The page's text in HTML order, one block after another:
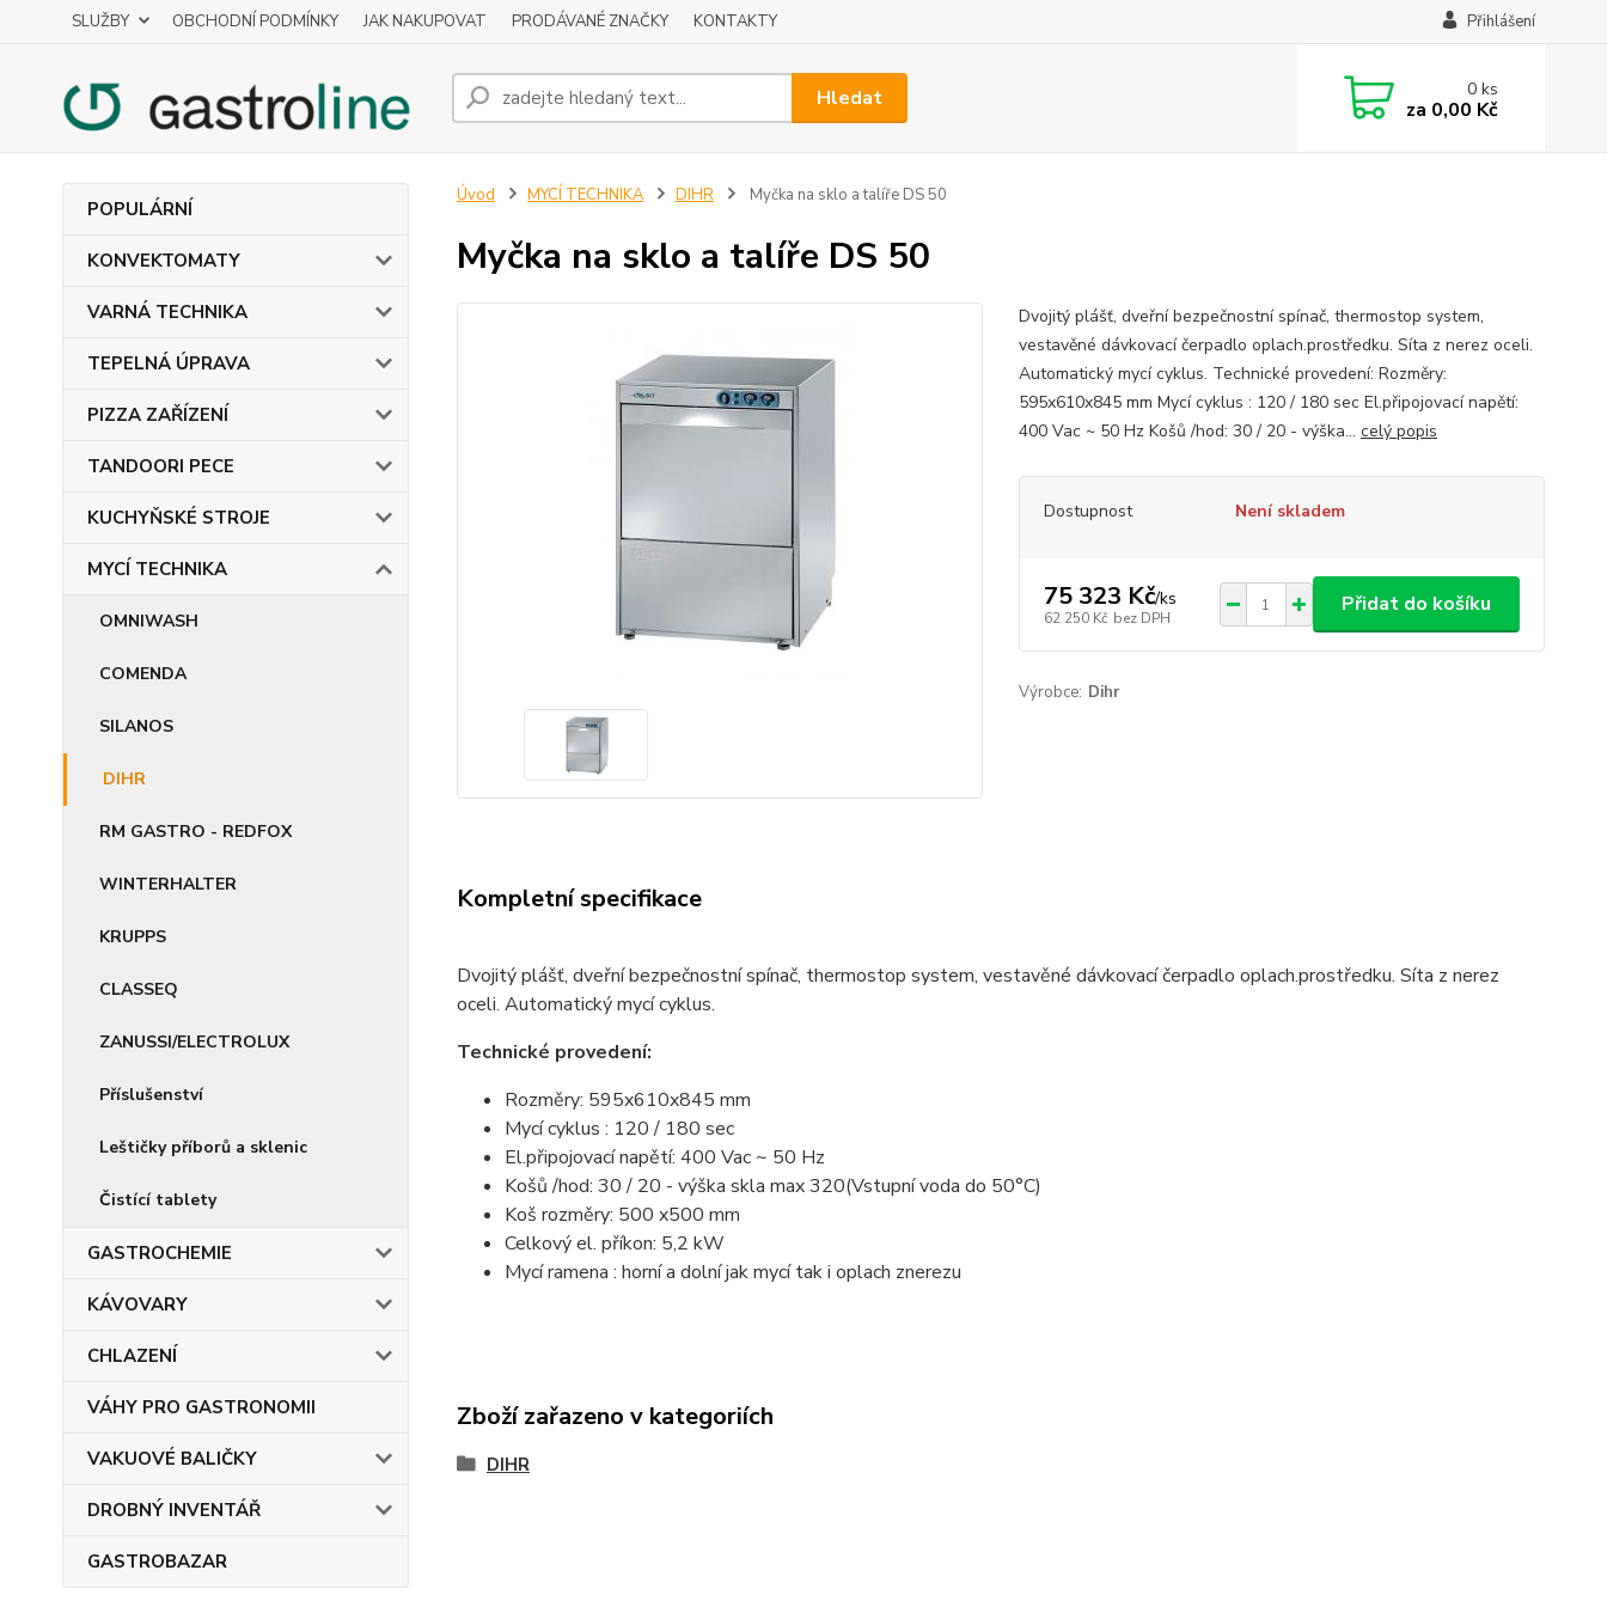
SLUŽBY OBCHODNÍ PODMÍNKY JAK NAKUPOVAT PRODÁVANÉ ZNAČKY KONTAKTY Přihlášení
Hledat 0ks
za 0,00 Kč
POPULÁRNÍ
KONVEKTOMATY
VARNÁ TECHNIKA
TEPELNÁ ÚPRAVA
PIZZA ZAŘÍZENÍ
TANDOORI PECE
KUCHYŇSKÉ STROJE
MYCÍ TECHNIKA
OMNIWASH
COMENDA
SILANOS
DIHR
RM GASTRO - REDFOX
WINTERHALTER
KRUPPS
CLASSEQ
ZANUSSI/ELECTROLUX
Příslušenství
Leštičky příborů a sklenic
Čistící tablety
GASTROCHEMIE
KÁVOVARY
CHLAZENÍ
VÁHY PRO GASTRONOMII
VAKUOVÉ BALIČKY
DROBNÝ INVENTÁŘ
GASTROBAZAR
Úvod MYCÍ TECHNIKA DIHR Myčka na sklo a talíře DS 50
Myčka na sklo a talíře DS 50
Dvojitý plášť, dveřní bezpečnostní spínač, thermostop system,
vestavěné dávkovací čerpadlo oplach.prostředku. Síta z nerez oceli.
Automatický mycí cyklus. Technické provedení: Rozměry:
595x610x845 mm Mycí cyklus : 120 / 180 sec El.připojovací napětí:
400 Vac ~ 50 Hz Košů /hod: 30 / 20 - výška... celý popis
Dostupnost Není skladem
75 323 Kč/ks
62 250 Kč bez DPH
Přidat do košíku
Výrobce: Dihr
Kompletní specifikace
Dvojitý plášť, dveřní bezpečnostní spínač, thermostop system, vestavěné dávkovací čerpadlo oplach.prostředku. Síta z nerez
oceli. Automatický mycí cyklus.
Technické provedení:
Rozměry: 595x610x845 mm
Mycí cyklus : 120 / 180 sec
El.připojovací napětí: 400 Vac ~ 50 Hz
Košů /hod: 30 / 20 - výška skla max 320(Vstupní voda do 50°C)
Koš rozměry: 500 x500 mm
Celkový el. příkon: 5,2 kW
Mycí ramena : horní a dolní jak mycí tak i oplach znerezu
Zboží zařazeno v kategoriích
DIHR